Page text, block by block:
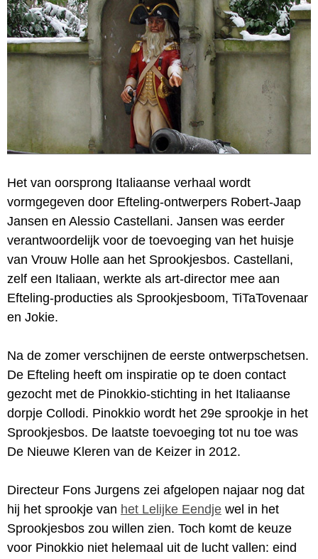
Het van oorsprong Italiaanse verhaal wordt
vormgegeven door Efteling-ontwerpers Robert-Jaap
Jansen en Alessio Castellani. Jansen was eerder
verantwoordelijk voor de toevoeging van het huisje
van Vrouw Holle aan het Sprookjesbos. Castellani,
zelf een Italiaan, werkte als art-director mee aan
Efteling-producties als Sprookjesboom, TiTaTovenaar
en Jokie.
Na de zomer verschijnen de eerste ontwerpschetsen.
De Efteling heeft om inspiratie op te doen contact
gezocht met de Pinokkio-stichting in het Italiaanse
dorpje Collodi. Pinokkio wordt het 29e sprookje in het
Sprookjesbos. De laatste toevoeging tot nu toe was
De Nieuwe Kleren van de Keizer in 2012.
Directeur Fons Jurgens zei afgelopen najaar nog dat
hij het sprookje van het Lelijke Eendje wel in het
Sprookjesbos zou willen zien. Toch komt de keuze
voor Pinokkio niet helemaal uit de lucht vallen: eind